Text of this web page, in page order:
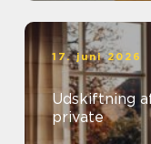
17. juni 2026
Udskiftning
private